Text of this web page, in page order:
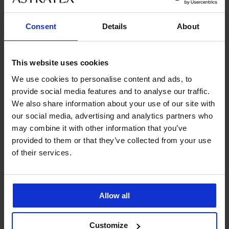
Consent Details About
This website uses cookies
We use cookies to personalise content and ads, to
provide social media features and to analyse our traffic.
We also share information about your use of our site with
our social media, advertising and analytics partners who
may combine it with other information that you’ve
provided to them or that they’ve collected from your use
of their services.
Allow all
Customize
4,9
Podprsenka
Triumph
1 249
4,8
Podprsenka
Jeanne
Kč
4,8
Zmenšující
-20 % BRA20
4,8
Michelle
nevyztužená
Kč
-20 % BRA20
4,7
Podprsenka
582
nevyztužená
1 299
-30%
4,9
804
-20 % BRA20
4,8
Anežka
579
kostic
-20 % BRA20
4,9
769
4,9
Zmenšující
podprsenka
Shape
4,8
Podprsenka
1 499
Ze stejné kolekce